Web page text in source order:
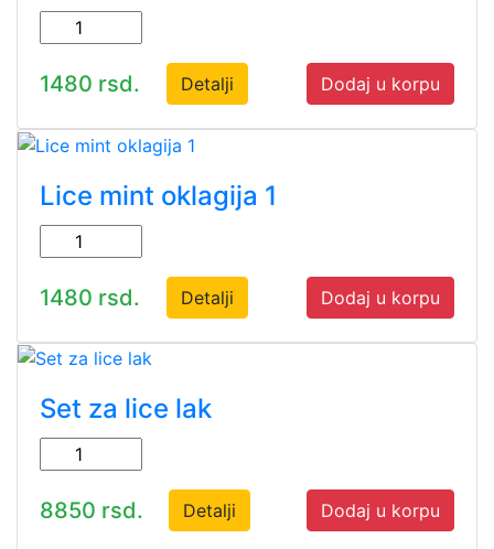
1480 rsd. Detalji Dodaj u korpu
Lice mint oklagija 1
1480 rsd. Detalji Dodaj u korpu
Set za lice lak
8850 rsd. Detalji Dodaj u korpu